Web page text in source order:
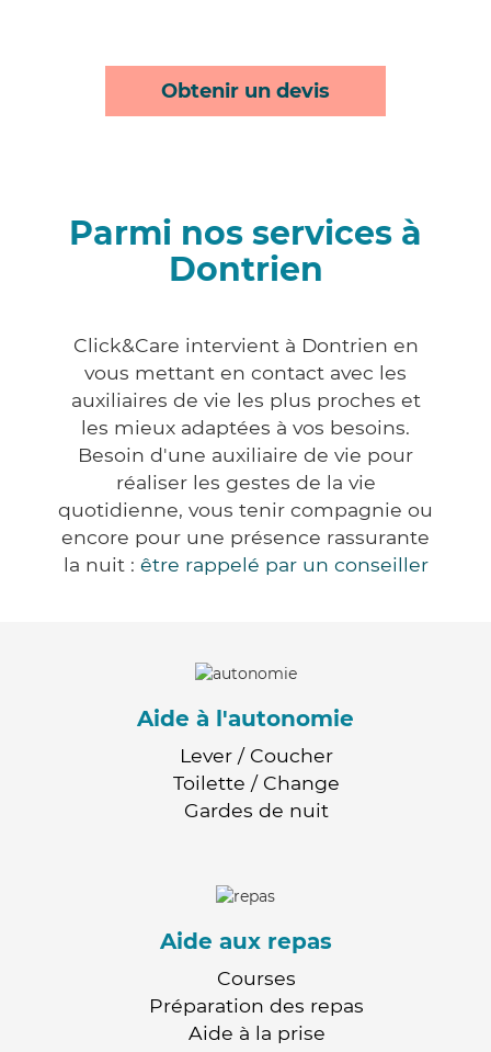
Obtenir un devis
Parmi nos services à
Dontrien
Click&Care intervient à Dontrien en
vous mettant en contact avec les
auxiliaires de vie les plus proches et
les mieux adaptées à vos besoins.
Besoin d'une auxiliaire de vie pour
réaliser les gestes de la vie
quotidienne, vous tenir compagnie ou
encore pour une présence rassurante
la nuit : être rappelé par un conseiller
Aide à l'autonomie
Lever / Coucher
Toilette / Change
Gardes de nuit
Aide aux repas
Courses
Préparation des repas
Aide à la prise